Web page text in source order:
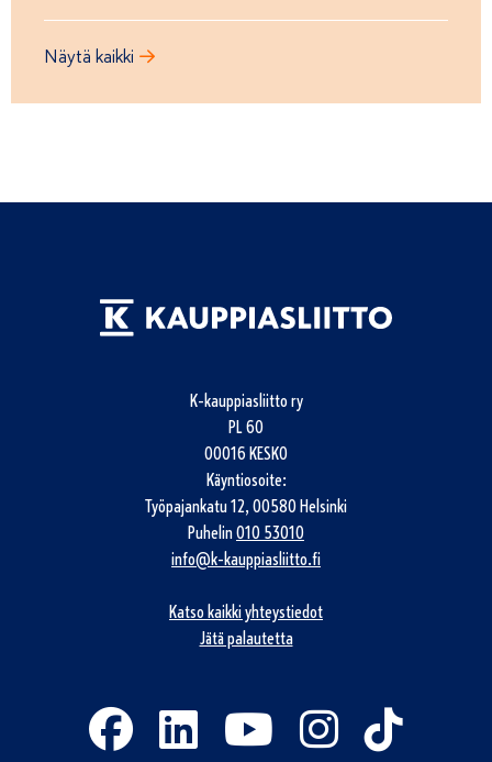
Näytä kaikki
K-kauppiasliitto ry
PL 60
00016 KESKO
Käyntiosoite:
Työpajankatu 12, 00580 Helsinki
Puhelin010 53010
info@k-kauppiasliitto.fi
Katso kaikki yhteystiedot
Jätä palautetta